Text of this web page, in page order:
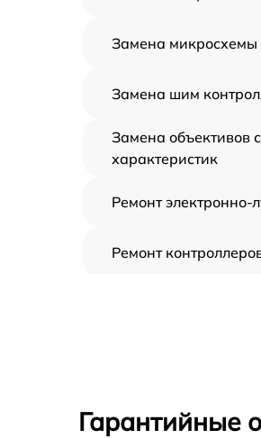
Замена микросхемы
Замена шим
Замена объективов
характеристик
Ремонт электронно-
Ремонт
Гарантийные